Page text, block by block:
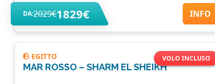
DA:2029€1829€ INFO
VOLO INCLUSO
EGITTO
MAR ROSSO – SHARM EL SHEIKH